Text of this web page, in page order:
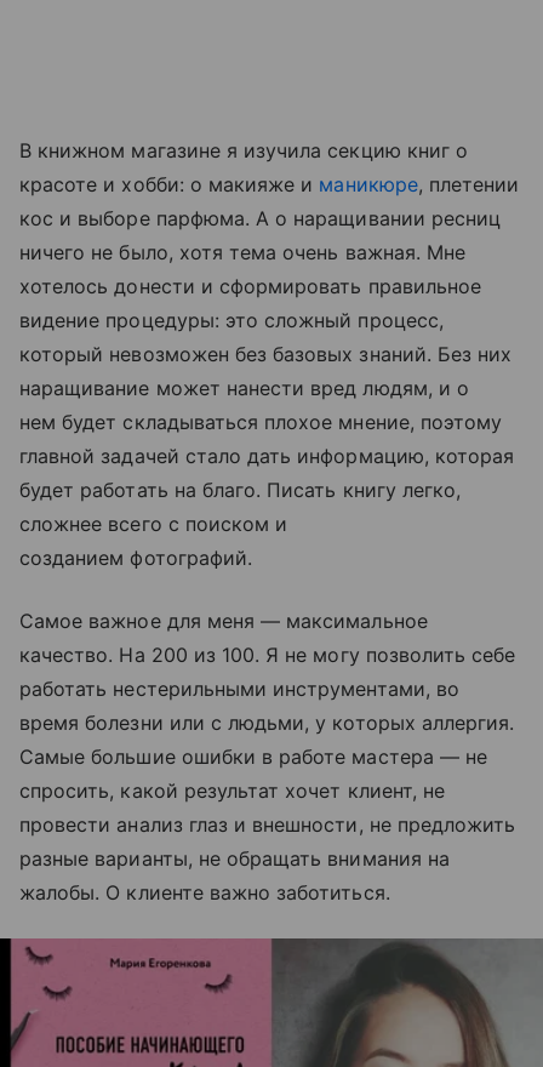
В книжном магазине я изучила секцию книг о
красоте и хобби: о макияже и маникюре, плетении
кос и выборе парфюма. А о наращивании ресниц
ничего не было, хотя тема очень важная. Мне
хотелось донести и сформировать правильное
видение процедуры: это сложный процесс,
который невозможен без базовых знаний. Без них
наращивание может нанести вред людям, и о
нем будет складываться плохое мнение, поэтому
главной задачей стало дать информацию, которая
будет работать на благо. Писать книгу легко,
сложнее всего с поиском и
созданием фотографий.
Самое важное для меня — максимальное
качество. На 200 из 100. Я не могу позволить себе
работать нестерильными инструментами, во
время болезни или с людьми, у которых аллергия.
Самые большие ошибки в работе мастера — не
спросить, какой результат хочет клиент, не
провести анализ глаз и внешности, не предложить
разные варианты, не обращать внимания на
жалобы. О клиенте важно заботиться.